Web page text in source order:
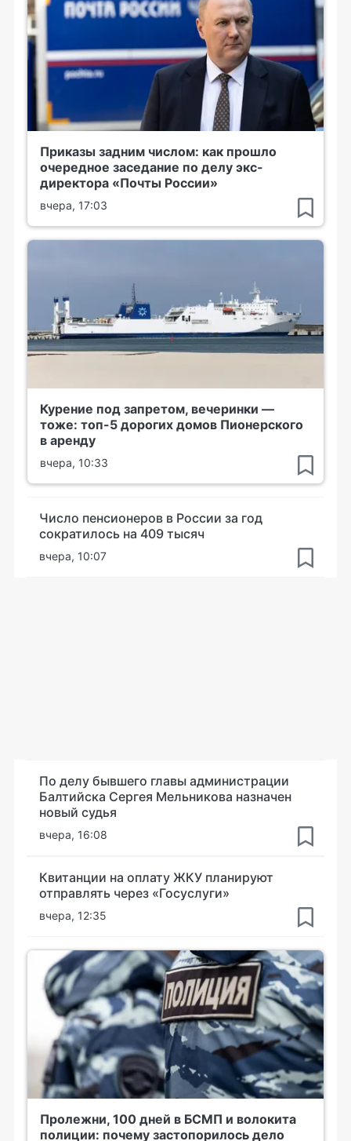
Приказы задним числом: как прошло
очередное заседание по делу экс-
директора «Почты России»
вчера, 17:03
Курение под запретом, вечеринки —
тоже: топ-5 дорогих домов Пионерского
в аренду
вчера, 10:33
Число пенсионеров в России за год
сократилось на 409 тысяч
вчера, 10:07
По делу бывшего главы администрации
Балтийска Сергея Мельникова назначен
новый судья
вчера, 16:08
Квитанции на оплату ЖКУ планируют
отправлять через «Госуслуги»
вчера, 12:35
Пролежни, 100 дней в БСМП и волокита
полиции: почему застопорилось дело